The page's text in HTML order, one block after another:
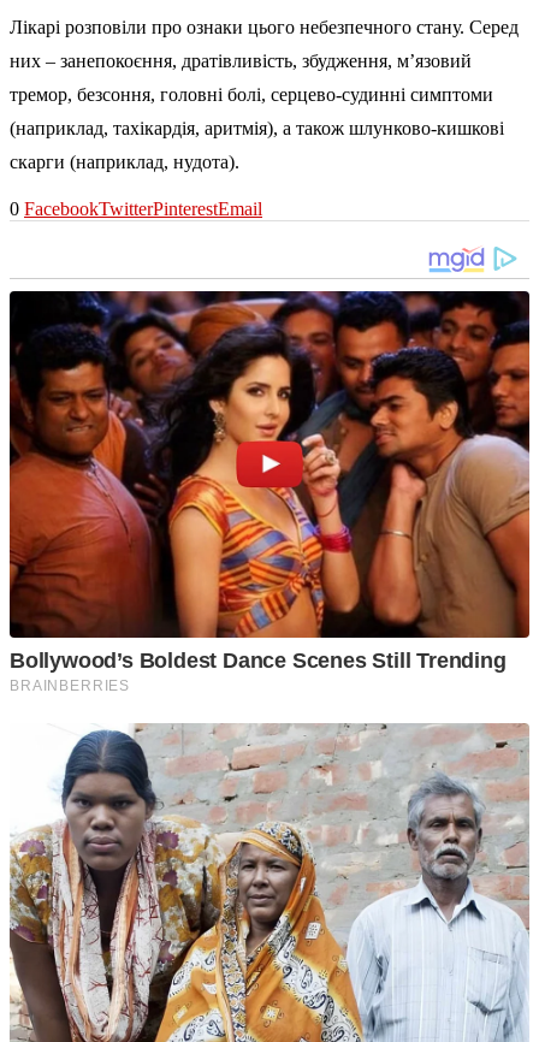
Лікарі розповіли про ознаки цього небезпечного стану. Серед
них – занепокоєння, дратівливість, збудження, м’язовий
тремор, безсоння, головні болі, серцево-судинні симптоми
(наприклад, тахікардія, аритмія), а також шлунково-кишкові
скарги (наприклад, нудота).
0 FacebookTwitterPinterestEmail